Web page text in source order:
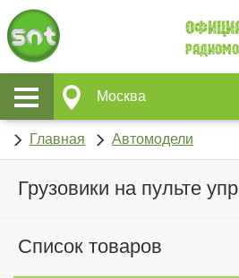
Москва
Главная Автомодели
Грузовики на пульте
Список товаров